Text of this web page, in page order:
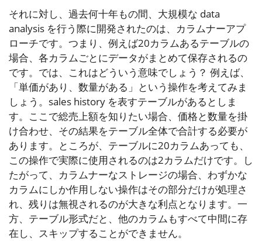
それに対し、過去何十年もの間、大規模な data
analysis を行う際に開発されたのは、カラムナーアプ
ローチです。つまり、例えば20カラムあるテーブルの
場合、各カラムごとにデータがまとめて保存されるの
です。では、これはどういう意味でしょう？ 例えば、
「単価があり、数量がある」という操作を考えてみま
しょう。sales history を表すテーブルがあるとしま
す。ここで総売上額を知りたい場合、価格と数量を掛
け合わせ、その結果をテーブル全体で合計する必要が
あります。ところが、テーブルに20カラムあっても、
この操作で実際に使用されるのは2カラムだけです。し
たがって、カラムナーなストレージの場合、わずかな
カラムにしか作用しない操作はその部分だけが処理さ
れ、残りは無視されるのが大きな利点となります。一
方、テーブル形式だと、他のカラムもすべて中間に存
在し、スキップすることができません。